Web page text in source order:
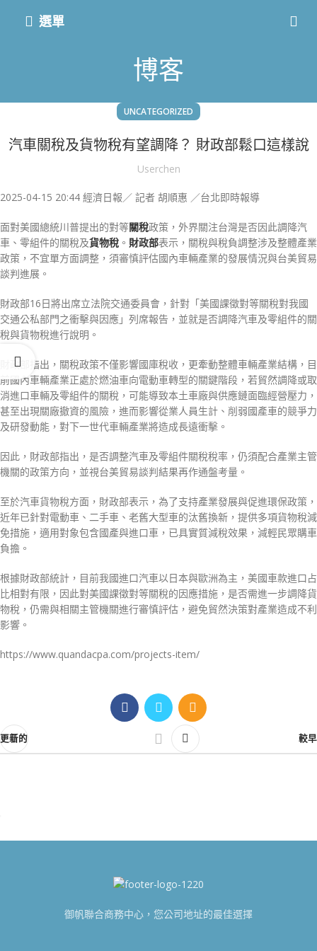
選單
博客
UNCATEGORIZED
汽車關稅及貨物稅有望調降？ 財政部鬆口這樣說
Userchen
2025-04-15 20:44 經濟日報／ 記者 胡順惠 ／台北即時報導
面對美國總統川普提出的對等關稅政策，外界關注台灣是否因此調降汽
車、零組件的關稅及貨物稅 。 財政部表示，關稅與稅負調整涉及整體產業
政策，不宜單方面調整，須審慎評估國內車輛產業的發展情況與台美貿易
談判進展。
財政部16日將出席立法院交通委員會，針對「美國課徵對等關稅對我國
交通公私部門之衝擊與因應」列席報告，並就是否調降汽車及零組件的關
稅與貨物稅進行說明。
財政部指出，關稅政策不僅影響國庫稅收，更牽動整體車輛產業結構，目
前國內車輛產業正處於燃油車向電動車轉型的關鍵階段，若貿然調降或取
消進口車輛及零組件的關稅，可能導致本土車廠與供應鏈面臨經營壓力，
甚至出現關廠撤資的風險，進而影響從業人員生計、削弱國產車的競爭力
及研發動能，對下一世代車輛產業將造成長遠衝擊。
因此，財政部指出，是否調整汽車及零組件關稅稅率，仍須配合產業主管
機關的政策方向，並視台美貿易談判結果再作通盤考量。
至於汽車貨物稅方面，財政部表示，為了支持產業發展與促進環保政策，
近年已針對電動車、二手車、老舊大型車的汰舊換新，提供多項貨物稅減
免措施，適用對象包含國產與進口車，已具實質減稅效果，減輕民眾購車
負擔。
根據財政部統計，目前我國進口汽車以日本與歐洲為主，美國車款進口占
比相對有限，因此對美國課徵對等關稅的因應措施，是否需進一步調降貨
物稅，仍需與相關主管機關進行審慎評估，避免貿然決策對產業造成不利
影響。
https://www.quandacpa.com/projects-item/
更新的 較早
御帆聯合商務中心，您公司地址的最佳選擇